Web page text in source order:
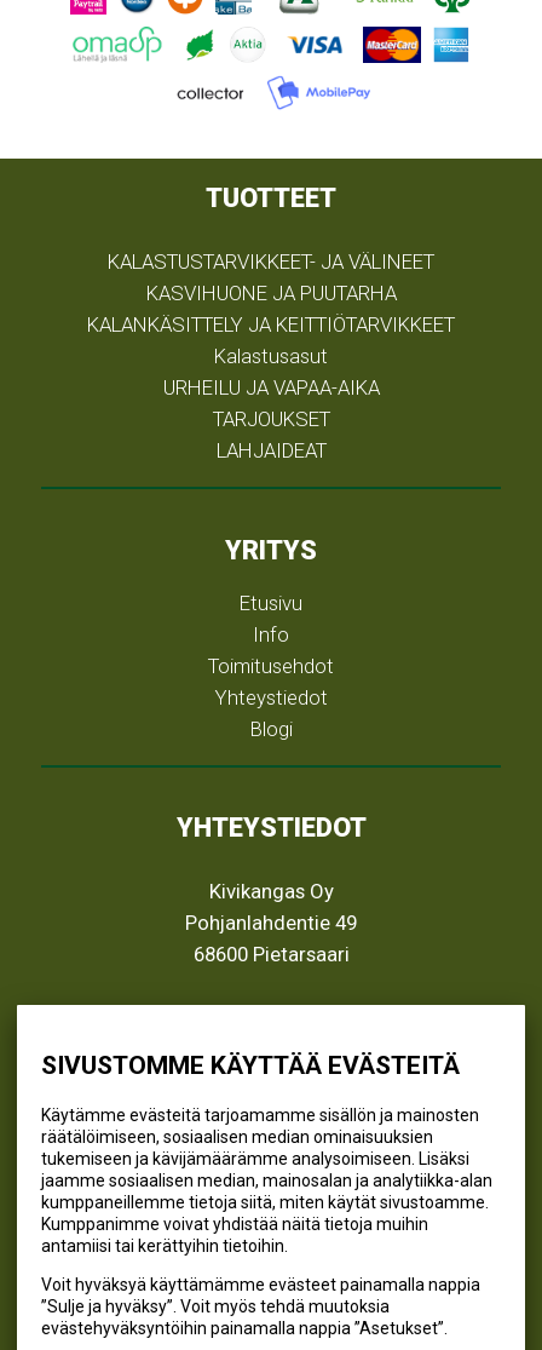
SIVUSTOMME KÄYTTÄÄ EVÄSTEITÄ
Käytämme evästeitä tarjoamamme sisällön ja mainosten
räätälöimiseen, sosiaalisen median ominaisuuksien
tukemiseen ja kävijämäärämme analysoimiseen. Lisäksi
jaamme sosiaalisen median, mainosalan ja analytiikka-alan
kumppaneillemme tietoja siitä, miten käytät sivustoamme.
Kumppanimme voivat yhdistää näitä tietoja muihin
antamiisi tai kerättyihin tietoihin.
Voit hyväksyä käyttämämme evästeet painamalla nappia
”Sulje ja hyväksy”. Voit myös tehdä muutoksia
evästehyväksyntöihin painamalla nappia ”Asetukset”.
TUOTTEET
KALASTUSTARVIKKEET- JA VÄLINEET
KASVIHUONE JA PUUTARHA
KALANKÄSITTELY JA KEITTIÖTARVIKKEET
Kalastusasut
URHEILU JA VAPAA-AIKA
TARJOUKSET
LAHJAIDEAT
YRITYS
Etusivu
Info
Toimitusehdot
Yhteystiedot
Blogi
YHTEYSTIEDOT
Kivikangas Oy
Pohjanlahdentie 49
68600 Pietarsaari
(06) 781 2900
SEURAA MEITÄ
@kivikangaskalastus
@kivikangaskasvihuoneet
@kivikangaskasvihuoneet
Kivikangas Oy